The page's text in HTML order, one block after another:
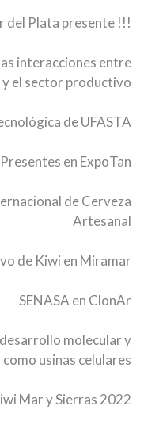
del Plata presente !!!
interacciones entre
el sector productivo
de UFASTA
Presentes en ExpoTan
de Cerveza
Artesanal
de Kiwi en Miramar
SENASA en ClonAr
molecular y
usinas celulares
Mar y Sierras 2022